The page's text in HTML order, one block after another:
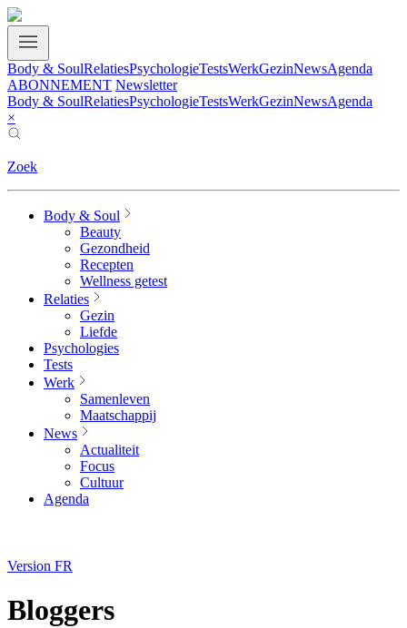
Body & SoulRelatiesPsychologieTestsWerkGezinNewsAgenda
ABONNEMENT Newsletter
Body & SoulRelatiesPsychologieTestsWerkGezinNewsAgenda
×
Zoek
Body & Soul
Beauty
Gezondheid
Recepten
Wellness getest
Relaties
Gezin
Liefde
Psychologies
Tests
Werk
Samenleven
Maatschappij
News
Actualiteit
Focus
Cultuur
Agenda
Version FR
Bloggers